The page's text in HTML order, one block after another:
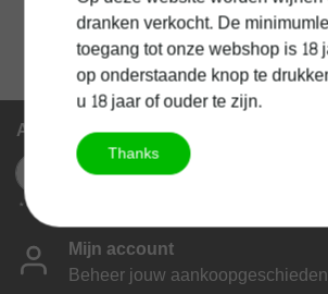
Abonneer je op onze nieuwsbrief
* We'll never share your email with anyone else.
Mijn account
Beheer jouw
dranken verkocht. De
toegang tot onze webshop is 18
op onderstaande knop te
u 18 jaar of ouder te zijn.
Thanks